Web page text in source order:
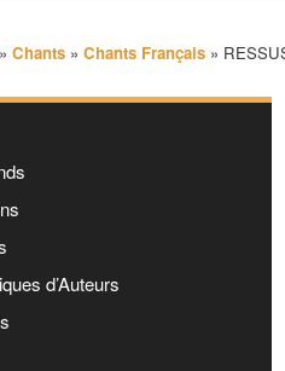
» Chants » Chants Français »
d’Auteurs